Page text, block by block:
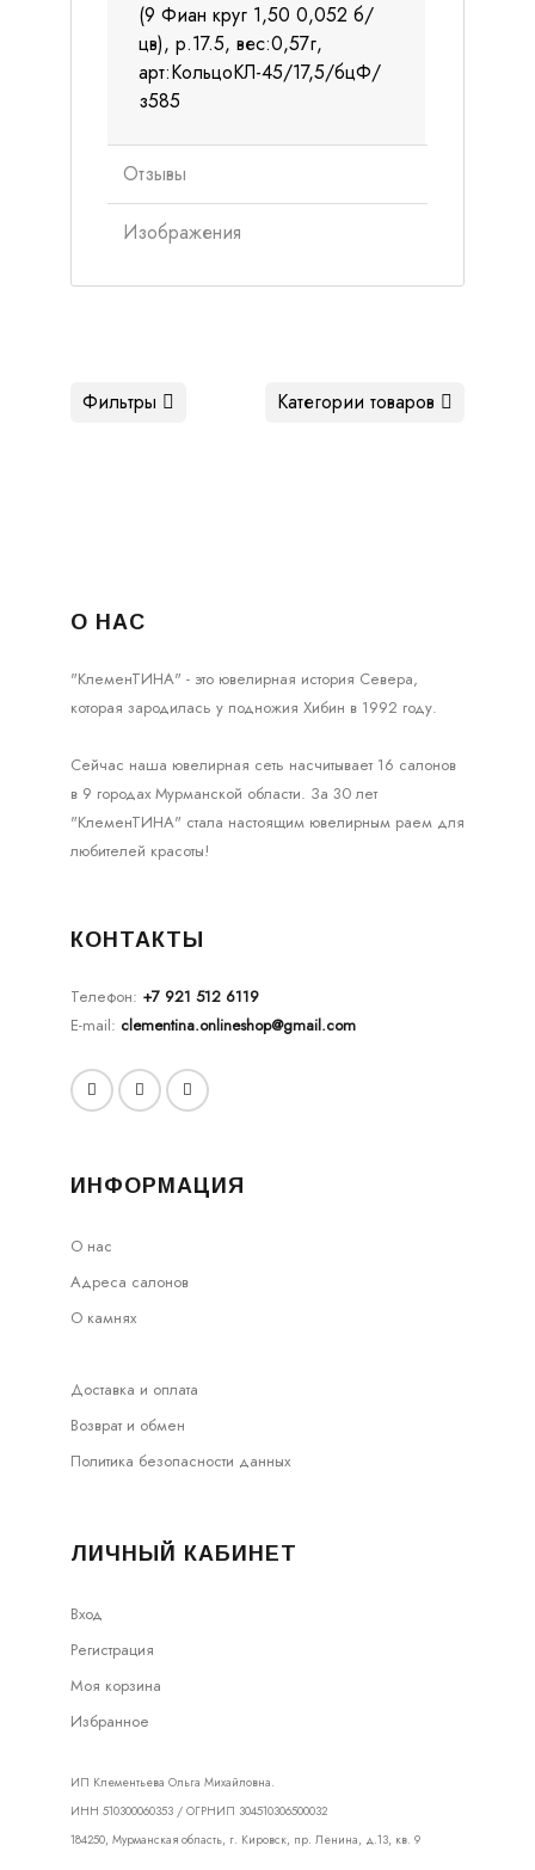
(9 Фиан круг 1,50 0,052 б/
цв), р.17.5, вес:0,57г,
арт:КольцоКЛ-45/17,5/бцФ/
з585
Отзывы
Изображения
Категории товаров
Фильтры
О НАС
"КлеменТИНА" - это ювелирная история Севера,
которая зародилась у подножия Хибин в 1992 году.
Сейчас наша ювелирная сеть насчитывает 16 салонов
в 9 городах Мурманской области. За 30 лет
"КлеменТИНА" стала настоящим ювелирным раем для
любителей красоты!
КОНТАКТЫ
Телефон: +7 921 512 6119
E-mail: clementina.onlineshop@gmail.com
ИНФОРМАЦИЯ
О нас
Адреса салонов
О камнях
Доставка и оплата
Возврат и обмен
Политика безопасности данных
ЛИЧНЫЙ КАБИНЕТ
Вход
Регистрация
Моя корзина
Избранное
ИП Клементьева Ольга Михайловна.
ИНН 510300060353 / ОГРНИП 304510306500032
184250, Мурманская область, г. Кировск, пр. Ленина, д.13, кв. 9